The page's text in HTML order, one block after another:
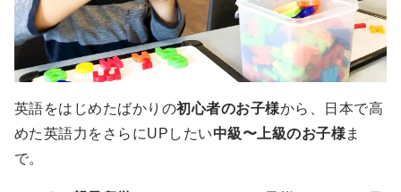
英語をはじめたばかりの初心者のお子様から、日本で高
めた英語力をさらにUPしたい中級〜上級のお子様ま
で。